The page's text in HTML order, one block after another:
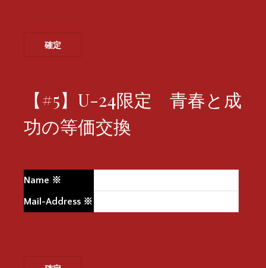
【#5】U-24限定 青春と成
功の等価交換
Name ※
Mail-Address ※